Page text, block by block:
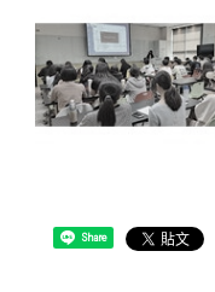
Share